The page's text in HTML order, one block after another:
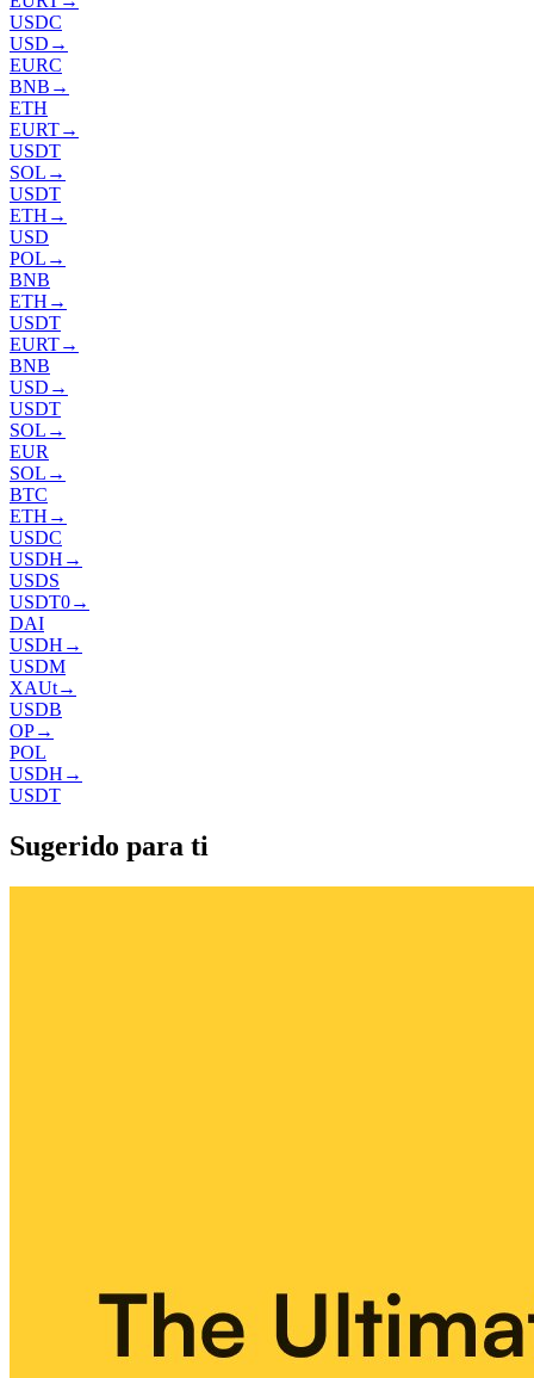
USDC
USD →
EURC
BNB →
ETH
EURT→
USDT
SOL →
USDT
ETH →
USD
POL →
BNB
ETH →
USDT
EURT→
BNB
USD →
USDT
SOL →
EUR
SOL →
BTC
ETH →
USDC
USDH →
USDS
USDT0→
DAI
USDH →
USDM
XAUt→
USDB
OP→
POL
USDH →
USDT
Sugerido para ti